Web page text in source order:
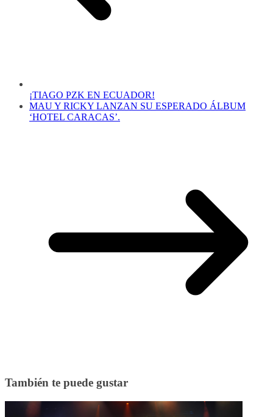
¡TIAGO PZK EN ECUADOR!
MAU Y RICKY LANZAN SU ESPERADO ÁLBUM
‘HOTEL CARACAS’.
También te puede gustar